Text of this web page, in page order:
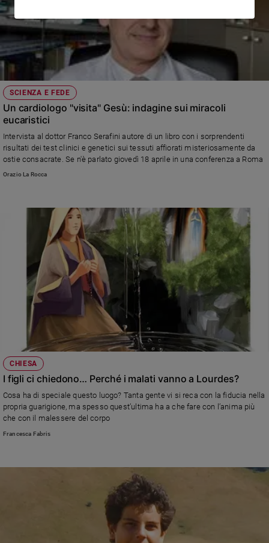
SCIENZA E FEDE
Un cardiologo "visita" Gesù: indagine sui miracoli
eucaristici
Intervista al dottor Franco Serafini autore di un libro con i sorprendenti
risultati dei test clinici e genetici sui tessuti affiorati misteriosamente da
ostie consacrate. Se n'è parlato giovedì 18 aprile in una conferenza a Roma
Orazio La Rocca
CHIESA
I figli ci chiedono… Perché i malati vanno a Lourdes?
Cosa ha di speciale questo luogo? Tanta gente vi si reca con la fiducia nella
propria guarigione, ma spesso quest’ultima ha a che fare con l’anima più
che con il malessere del corpo
Francesca Fabris